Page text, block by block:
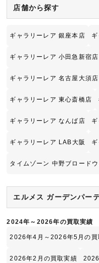
店舗から探す
ギャラリーレア 銀座本店
ギャラリーレア 小田急新宿店
ギャラリーレア 名古屋大須店
ギャラリーレア 東心斎橋店
ギャラリーレア なんば店
ギャラリーレア LAB大阪
タイムゾーン 中野ブロードウ
エルメス ガーデンパー
2024年～2026年の買取実績
2026年4月～2026年5月の買
2026年2月の買取実績